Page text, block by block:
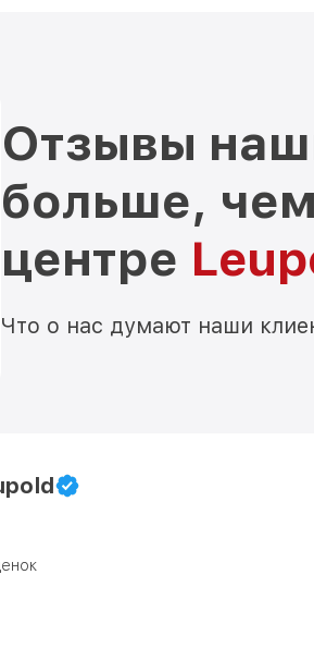
Отзывы
больше,
центре
Что о нас думают наши